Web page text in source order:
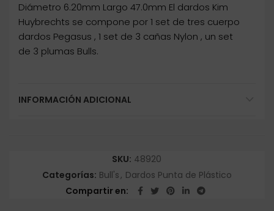
Diámetro 6.20mm Largo 47.0mm El dardos Kim
Huybrechts se compone por 1 set de tres cuerpo
dardos Pegasus , 1 set de 3 cañas Nylon , un set
de 3 plumas Bulls.
INFORMACIÓN ADICIONAL
SKU: 48920
Categorías: Bull's, Dardos Punta de Plástico
Compartir en